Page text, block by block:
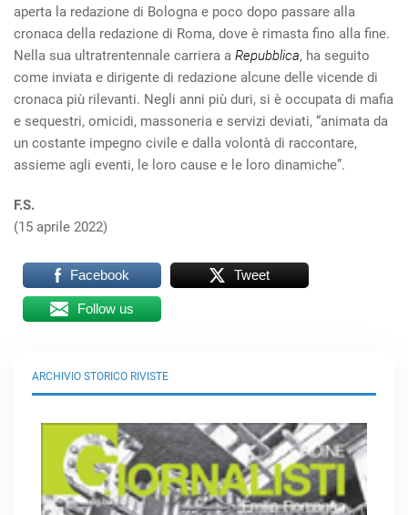
aperta la redazione di Bologna e poco dopo passare alla
cronaca della redazione di Roma, dove è rimasta fino alla fine.
Nella sua ultratrentennale carriera a Repubblica, ha seguito
come inviata e dirigente di redazione alcune delle vicende di
cronaca più rilevanti. Negli anni più duri, si è occupata di mafia
e sequestri, omicidi, massoneria e servizi deviati, “animata da
un costante impegno civile e dalla volontà di raccontare,
assieme agli eventi, le loro cause e le loro dinamiche”.
F.S.
(15 aprile 2022)
Facebook Tweet
Follow us
ARCHIVIO STORICO RIVISTE